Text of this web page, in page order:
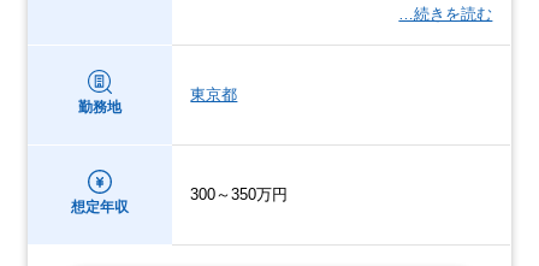
…続きを読む
勤務地
東京都
想定年収
300～350万円